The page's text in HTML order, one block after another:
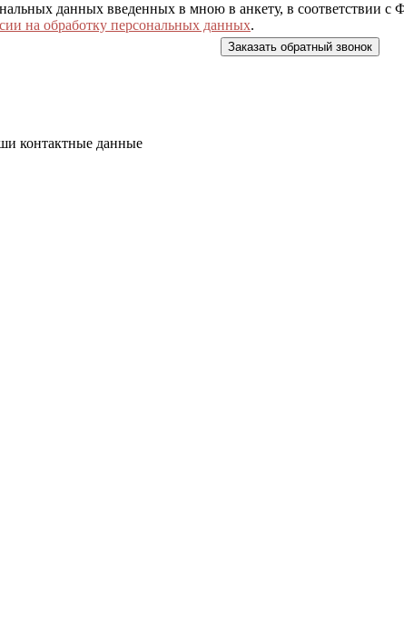
данных введенных в мною в анкету, в
на обработку персональных данных.
контактные данные